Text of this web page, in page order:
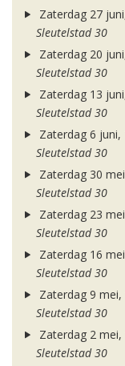
Zaterdag 27
Sleutelstad 30
Zaterdag 20
Sleutelstad 30
Zaterdag 13
Sleutelstad 30
Zaterdag 6 juni,
Sleutelstad 30
Zaterdag 30
Sleutelstad 30
Zaterdag 23
Sleutelstad 30
Zaterdag 16
Sleutelstad 30
Zaterdag 9 mei,
Sleutelstad 30
Zaterdag 2 mei,
Sleutelstad 30